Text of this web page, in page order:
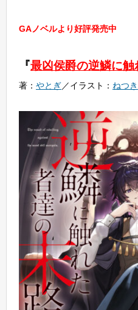
GAノベルより好評発売中
『最凶侯爵の逆鱗に
著： やとぎ／イラスト： ねつき